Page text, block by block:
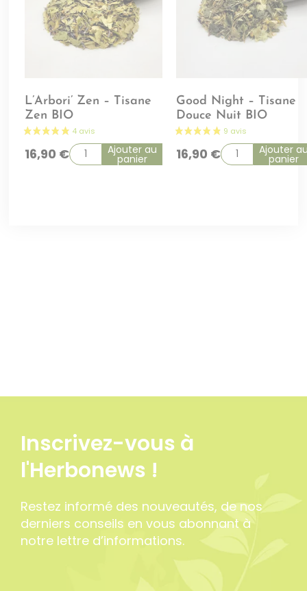
L’Arbori’ Zen – Tisane
Zen BIO
16,90 € Ajouter au
panier
Good Night – Tisane
Douce Nuit BIO
16,90 € Ajouter
panier
Inscrivez-vous à
l'Herbonews !
Restez informé des nouveautés, de nos
derniers conseils en vous abonnant à
notre lettre d’informations.